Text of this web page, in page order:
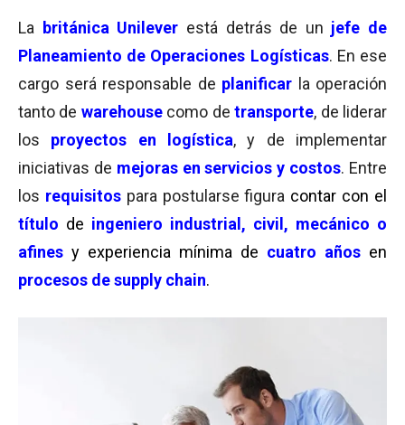
La británica Unilever está detrás de un jefe de
Planeamiento de Operaciones Logísticas. En ese
cargo será responsable de planificar la operación
tanto de warehouse como detransporte, de liderar
los proyectos en logística, y de implementar
iniciativas de mejoras en servicios y costos. Entre
los requisitospara postularse figura contar con el
título de ingeniero industrial, civil, mecánico o
afines y experiencia mínima de cuatro años en
procesos de supply chain.